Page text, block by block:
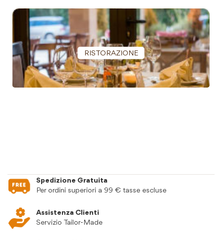
RISTORAZIONE
Spedizione Gratuita
Per ordini superiori a 99 € tasse escluse
Assistenza Clienti
Servizio Tailor-Made